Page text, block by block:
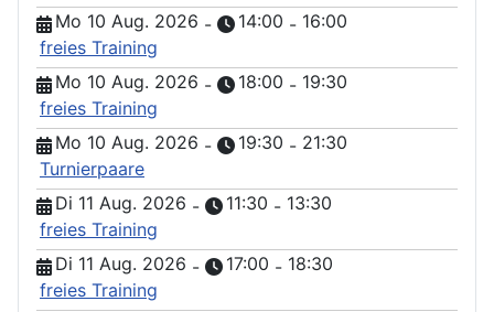
Mo 10 Aug. 2026 - 14:00 - 16:00
freies Training
Mo 10 Aug. 2026 - 18:00 - 19:30
freies Training
Mo 10 Aug. 2026 - 19:30 - 21:30
Turnierpaare
Di 11 Aug. 2026 - 11:30 - 13:30
freies Training
Di 11 Aug. 2026 - 17:00 - 18:30
freies Training